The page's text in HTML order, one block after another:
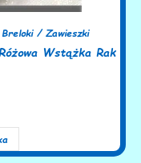
Breloki / Zawieszki
Wstążka Rak